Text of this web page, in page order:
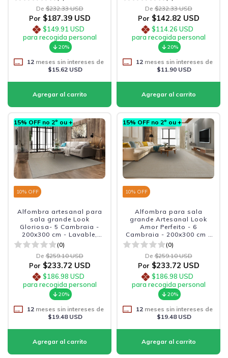
De $232.33 USD
Por $187.39 USD
$149.91 USD
para recogida personal
20%
12meses sin intereses de
$15.62 USD
De $232.33 USD
Por $142.82 USD
$114.26 USD
para recogida personal
20%
12meses sin intereses de
$11.90 USD
15% OFF no 2º ou +
10% OFF
Alfombra artesanal para
sala grande Look
Gloriosa- 5 Cambraia -
200x300 cm - Lavable,
antideslizante y duradera
(0)
De $259.10 USD
Por $233.72 USD
$186.98 USD
para recogida personal
20%
12meses sin intereses de
$19.48 USD
15% OFF no 2º ou +
10% OFF
Alfombra para sala
grande Artesanal Look
Amor Perfeito - 6
Cambraia - 200x300 cm -
Lavable, Antideslizante y
Duradera
(0)
De $259.10 USD
Por $233.72 USD
$186.98 USD
para recogida personal
20%
12meses sin intereses de
$19.48 USD